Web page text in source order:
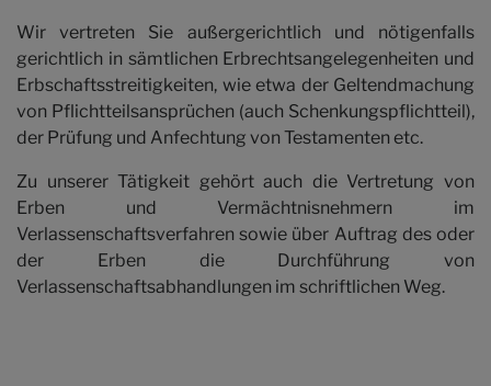
Wir vertreten Sie außergerichtlich und nötigenfalls
gerichtlich in sämtlichen Erbrechtsangelegenheiten und
Erbschaftsstreitigkeiten, wie etwa der Geltendmachung
von Pflichtteilsansprüchen (auch Schenkungspflichtteil),
der Prüfung und Anfechtung von Testamenten etc.
Zu unserer Tätigkeit gehört auch die Vertretung von
Erben und Vermächtnisnehmern im
Verlassenschaftsverfahren sowie über Auftrag des oder
der Erben die Durchführung von
Verlassenschaftsabhandlungen im schriftlichen Weg.